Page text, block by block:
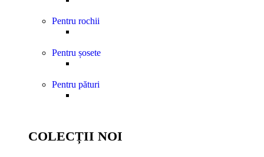
Pentru rochii
Pentru șosete
Pentru pături
COLECȚII NOI